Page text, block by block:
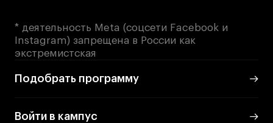
* деятельность Meta (соцсети Facebook и
Instagram) запрещена в России как
экстремистская
Подобрать программу
Войти в кампус